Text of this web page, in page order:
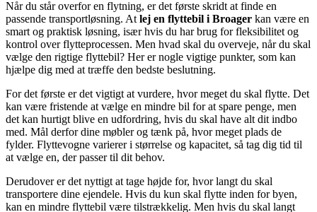
Når du står overfor en flytning, er det første skridt at finde en
passende transportløsning. At lej en flyttebil i Broager kan være en
smart og praktisk løsning, især hvis du har brug for fleksibilitet og
kontrol over flytteprocessen. Men hvad skal du overveje, når du skal
vælge den rigtige flyttebil? Her er nogle vigtige punkter, som kan
hjælpe dig med at træffe den bedste beslutning.
For det første er det vigtigt at vurdere, hvor meget du skal flytte. Det
kan være fristende at vælge en mindre bil for at spare penge, men
det kan hurtigt blive en udfordring, hvis du skal have alt dit indbo
med. Mål derfor dine møbler og tænk på, hvor meget plads de
fylder. Flyttevogne varierer i størrelse og kapacitet, så tag dig tid til
at vælge en, der passer til dit behov.
Derudover er det nyttigt at tage højde for, hvor langt du skal
transportere dine ejendele. Hvis du kun skal flytte inden for byen,
kan en mindre flyttebil være tilstrækkelig. Men hvis du skal langt